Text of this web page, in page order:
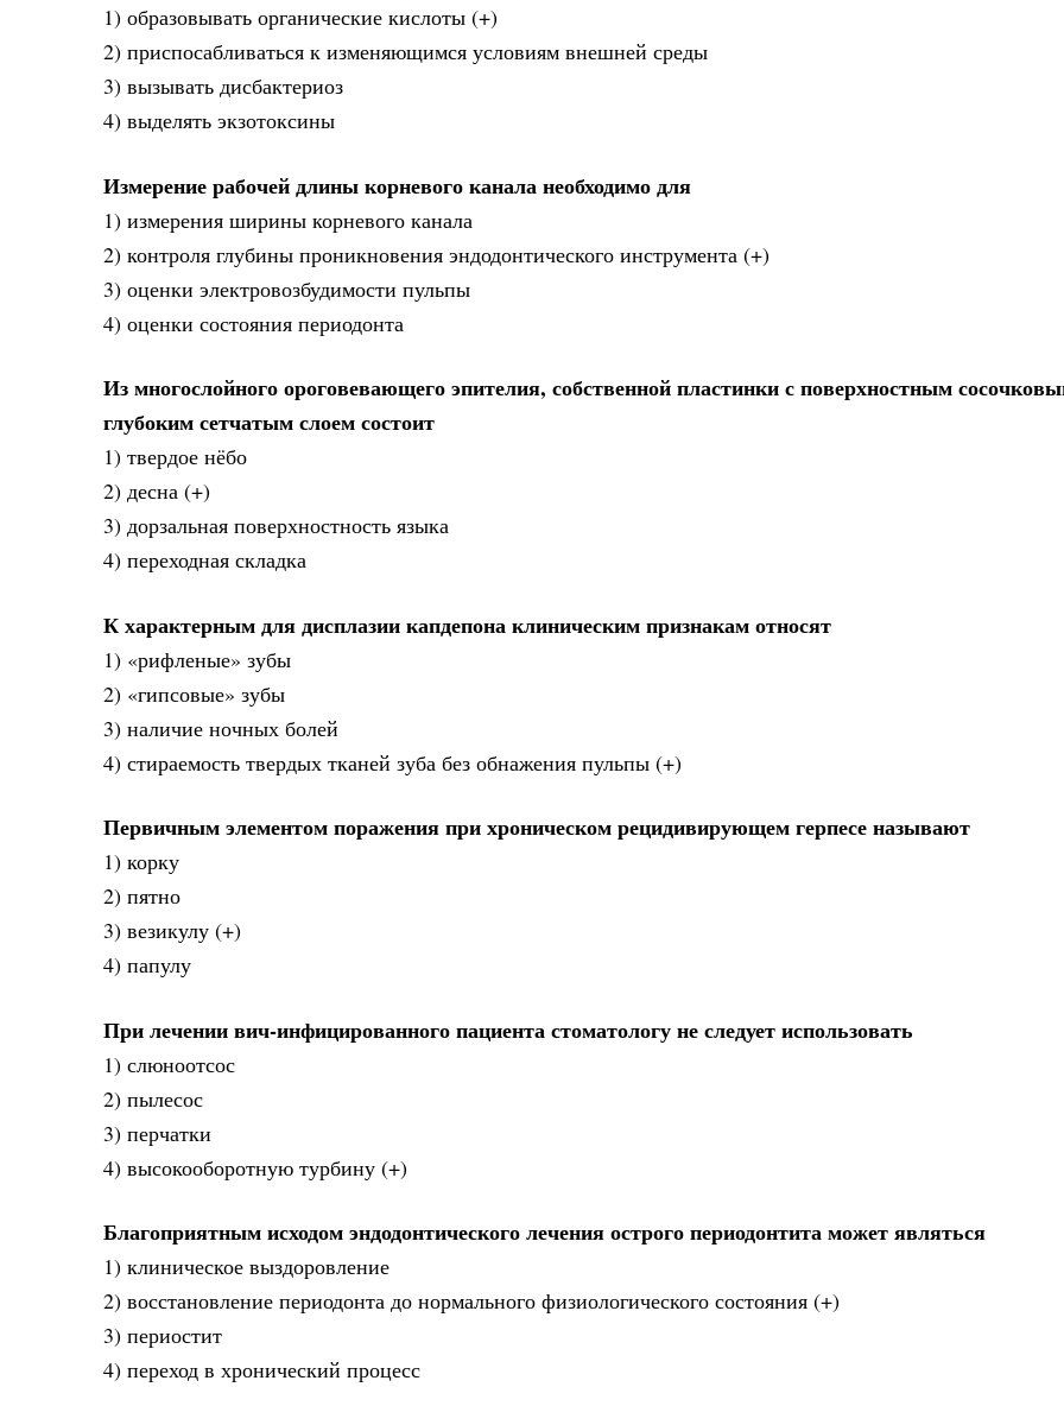
1) образовывать органические кислоты (+)
2) приспосабливаться к изменяющимся условиям внешней среды
3) вызывать дисбактериоз
4) выделять экзотоксины
Измерение рабочей длины корневого канала необходимо для
1) измерения ширины корневого канала
2) контроля глубины проникновения эндодонтического инструмента (+)
3) оценки электровозбудимости пульпы
4) оценки состояния периодонта
Из многослойного ороговевающего эпителия, собственной пластинки с поверхностным
глубоким сетчатым слоем состоит
1) твердое нёбо
2) десна (+)
3) дорзальная поверхностность языка
4) переходная складка
К характерным для дисплазии капдепона клиническим признакам относят
1) «рифленые» зубы
2) «гипсовые» зубы
3) наличие ночных болей
4) стираемость твердых тканей зуба без обнажения пульпы (+)
Первичным элементом поражения при хроническом рецидивирующем герпесе называют
1) корку
2) пятно
3) везикулу (+)
4) папулу
При лечении вич-инфицированного пациента стоматологу не следует использовать
1) слюноотсос
2) пылесос
3) перчатки
4) высокооборотную турбину (+)
Благоприятным исходом эндодонтического лечения острого периодонтита может являться
1) клиническое выздоровление
2) восстановление периодонта до нормального физиологического состояния (+)
3) периостит
4) переход в хронический процесс